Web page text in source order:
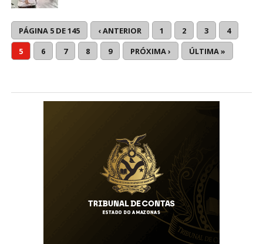
PÁGINA 5 DE 145 ‹ ANTERIOR 1 2 3
4
5
6 7 8 9 PRÓXIMA › ÚLTIMA »